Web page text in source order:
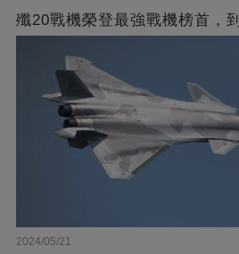
殲20戰機榮登最強戰機榜首，
2024/05/21